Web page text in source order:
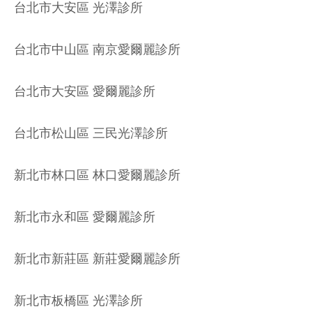
台北市大安區 光澤診所
台北市中山區 南京愛爾麗診所
台北市大安區 愛爾麗診所
台北市松山區 三民光澤診所
新北市林口區 林口愛爾麗診所
新北市永和區 愛爾麗診所
新北市新莊區 新莊愛爾麗診所
新北市板橋區 光澤診所